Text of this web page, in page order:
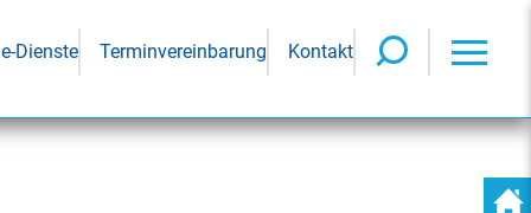
Dienste Terminvereinbarung Kontakt